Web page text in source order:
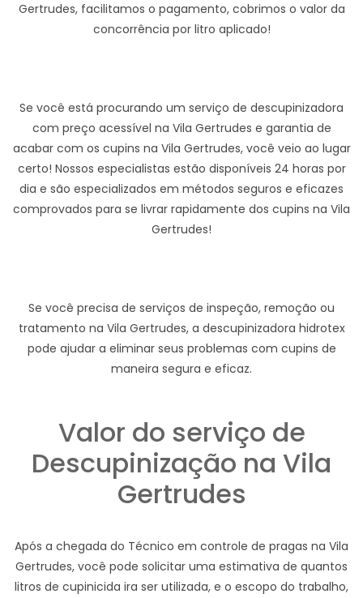
Gertrudes, facilitamos o pagamento, cobrimos o valor da
concorrência por litro aplicado!
Se você está procurando um serviço de descupinizadora
com preço acessível na Vila Gertrudes e garantia de
acabar com os cupins na Vila Gertrudes, você veio ao lugar
certo! Nossos especialistas estão disponíveis 24 horas por
dia e são especializados em métodos seguros e eficazes
comprovados para se livrar rapidamente dos cupins na Vila
Gertrudes!
Se você precisa de serviços de inspeção, remoção ou
tratamento na Vila Gertrudes, a descupinizadora hidrotex
pode ajudar a eliminar seus problemas com cupins de
maneira segura e eficaz.
Valor do serviço de
Descupinização na Vila
Gertrudes
Após a chegada do Técnico em controle de pragas na Vila
Gertrudes, você pode solicitar uma estimativa de quantos
litros de cupinicida ira ser utilizada, e o escopo do trabalho,